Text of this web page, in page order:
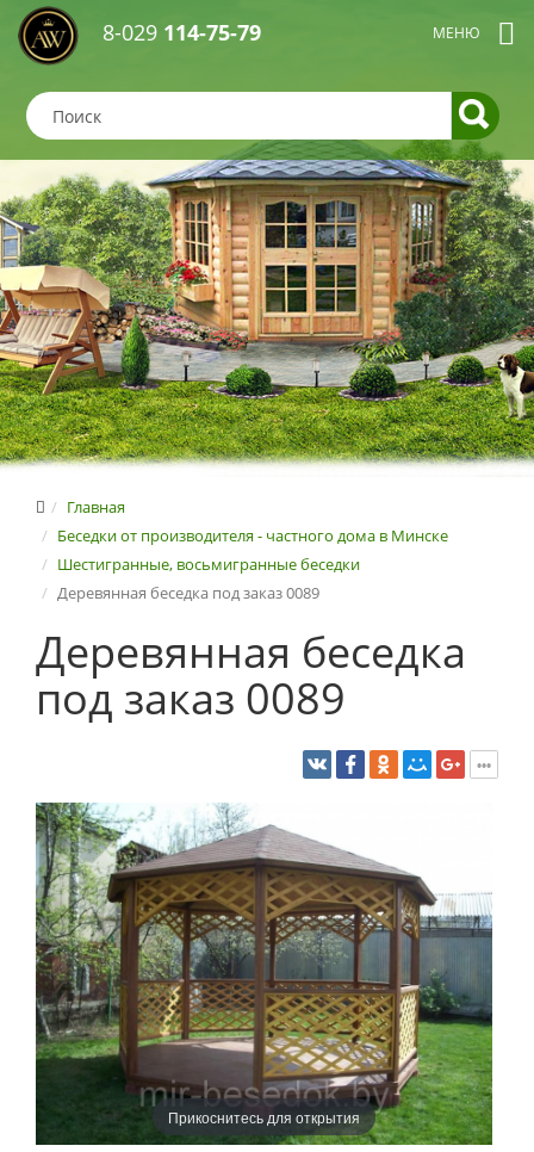
8-029 114-75-79
Главная
Беседки от производителя - частного дома в Минске
Шестигранные, восьмигранные беседки
Деревянная беседка под заказ 0089
Деревянная беседка
под заказ 0089
Прикоснитесь для открытия